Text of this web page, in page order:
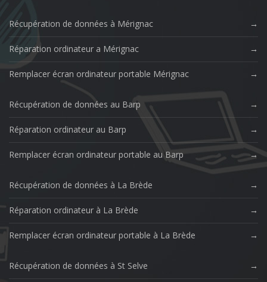
Récupération de données à Mérignac
Réparation ordinateur a Mérignac
Remplacer écran ordinateur portable Mérignac
Récupération de données au Barp
Réparation ordinateur au Barp
Remplacer écran ordinateur portable au Barp
Récupération de données à La Brède
Réparation ordinateur à La Brède
Remplacer écran ordinateur portable à La Brède
Récupération de données à St Selve